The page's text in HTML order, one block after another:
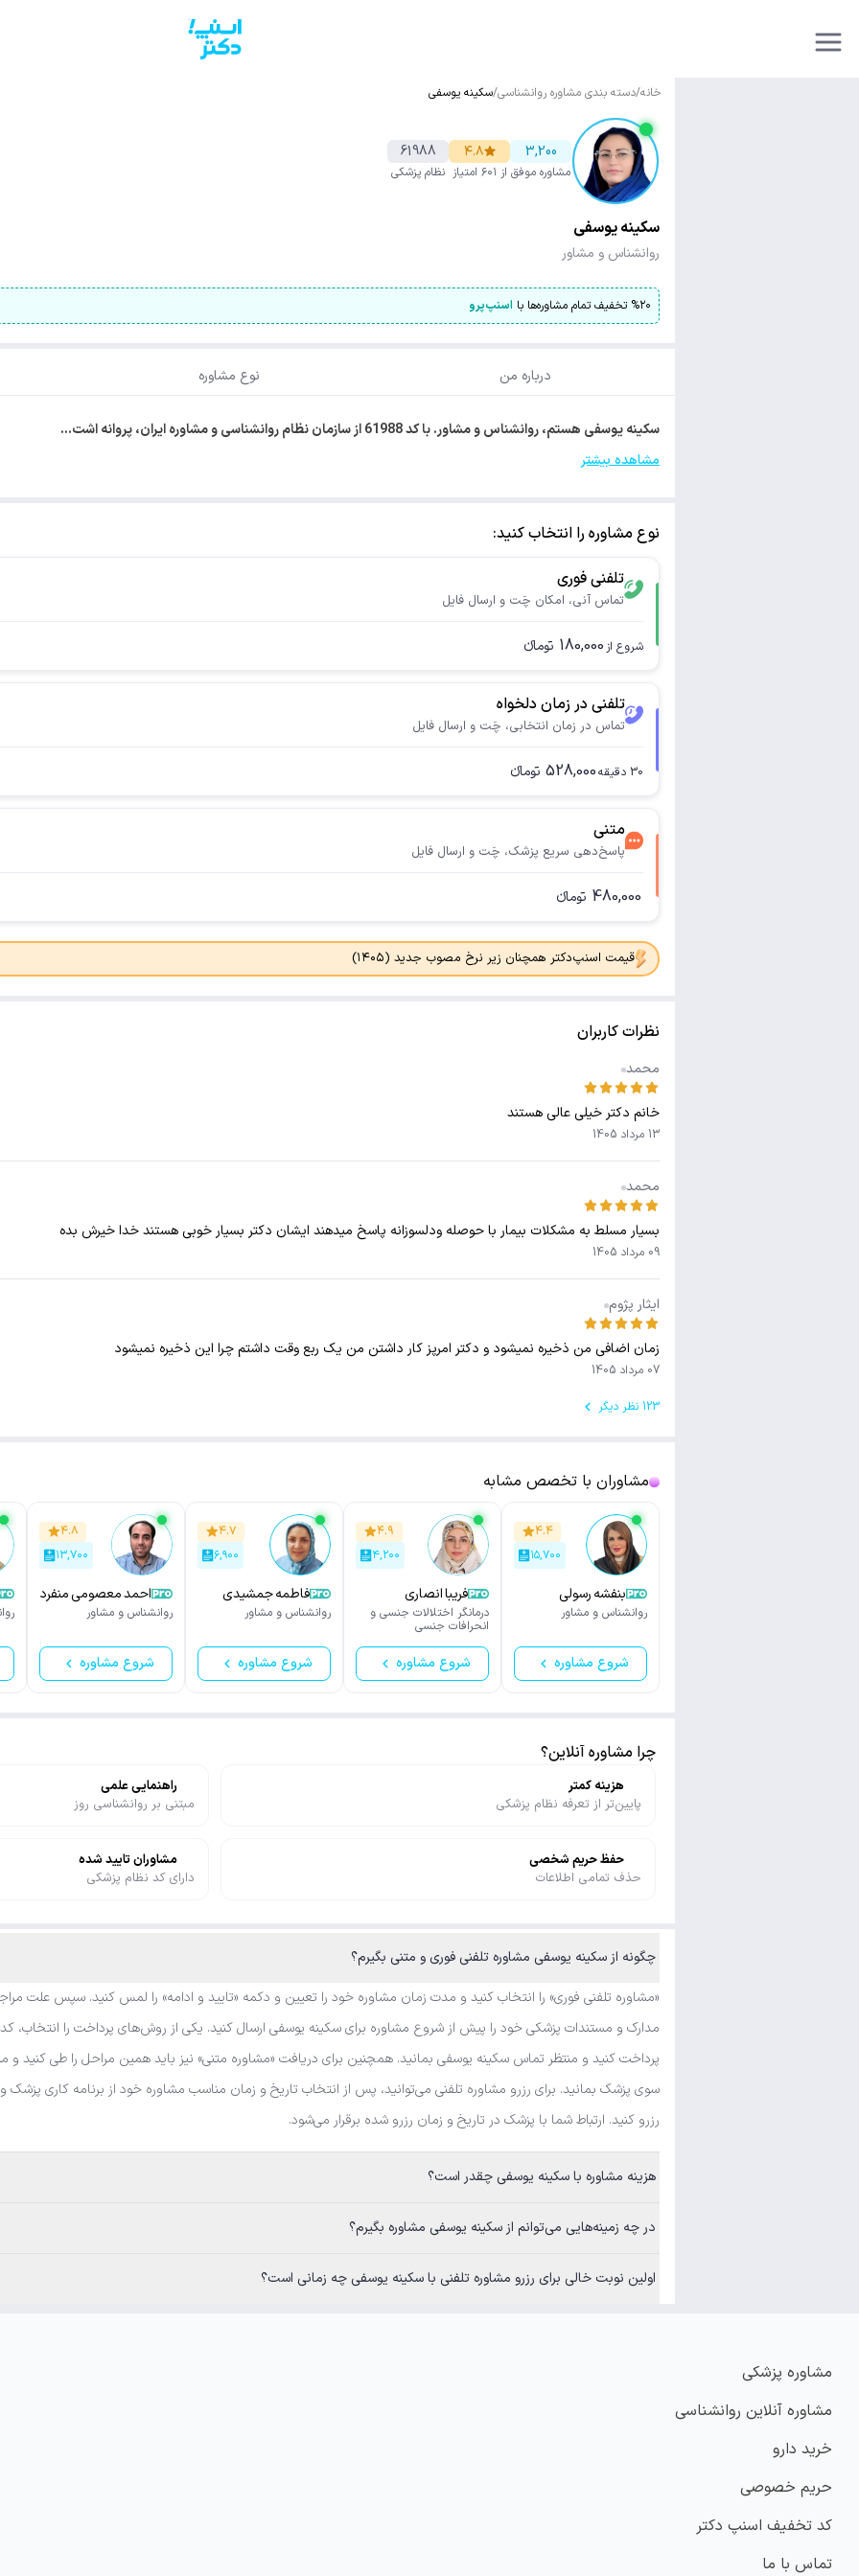
خانه/دسته بندی مشاوره روانشناسی/سکینه یوسفی
3,200
مشاوره موفق
۴.۸
از ۶۰۱ امتیاز
61988
نظام پزشکی
سکینه یوسفی
روانشناس و مشاور
%۲۰ تخفیف تمام مشاوره‌ها با اسنپ‌پرو
درباره من نوع مشاوره
سکینه یوسفی هستم، روانشناس و مشاور. با کد 61988 از سازمان نظام روانشناسی و مشاوره ایران، پروانه اشت…
مشاهده بیشتر
نوع مشاوره را انتخاب کنید:
تلفنی فوری
تماس آنی، امکان چَت و ارسال فایل
شروع از 180,000 تومانء
تلفنی در زمان دلخواه
تماس در زمان انتخابی، چَت و ارسال فایل
30 دقیقه528,000 تومانء
متنی
پاسخ‌دهی سریع پزشک، چَت و ارسال فایل
480,000 تومانء
قیمت اسنپ‌دکتر همچنان زیر نرخ مصوب جدید (۱۴۰۵)
نظرات کاربران
محمد
خانم دکتر خیلی عالی هستند
13 مرداد 1405
محمد
بسیار مسلط به مشکلات بیمار با حوصله ودلسوزانه پاسخ میدهند ایشان دکتر بسیار خوبی هستند خدا خیرش بده
09 مرداد 1405
ایثار پژوم
زمان اضافی من ذخیره نمیشود و دکتر امرپز کار داشتن من یک ربع وقت داشتم چرا این ذخیره نمیشود
07 مرداد 1405
123 نظر دیگر
مشاوران با تخصص مشابه
۴.۴
۱۵,۷۰۰
بنفشه رسولی
روانشناس و مشاور
شروع مشاوره
۴.۹
۴,۲۰۰
فریبا انصاری
درمانگر اختلالات جنسی و
انحرافات جنسی
شروع مشاوره
۴.۷
۶,۹۰۰
فاطمه جمشیدی
روانشناس و مشاور
شروع مشاوره
۴.۸
۱۳,۷۰۰
احمد معصومی منفرد
روانشناس و مشاور
شروع مشاوره
چرا مشاوره آنلاین؟
هزینه کمتر
پایین‌تر از تعرفه نظام پزشکی
راهنمایی علمی
مبتنی بر روانشناسی روز
حفظ حریم شخصی
حذف تمامی اطلاعات
مشاوران تایید شده
دارای کد نظام پزشکی
چگونه از سکینه یوسفی مشاوره تلفنی فوری و متنی بگیرم؟
«مشاوره تلفنی فوری» را انتخاب کنید و مدت زمان مشاوره خود را تعیین و دکمه «تایید و ادامه» را لمس کنید. سپس علت
مدارک و مستندات پزشکی خود را پیش از شروع مشاوره برای سکینه یوسفی ارسال کنید. یکی از روش‌های پرداخت را انتخاب، کد
پرداخت کنید و منتظر تماس سکینه یوسفی بمانید. همچنین برای دریافت «مشاوره متنی» نیز باید همین مراحل را طی کنید و
سوی پزشک بمانید. برای رزرو مشاوره تلفنی می‌توانید، پس از انتخاب تاریخ و زمان مناسب مشاوره خود از برنامه کاری
رزرو کنید. ارتباط شما با پزشک در تاریخ و زمان رزرو شده برقرار می‌شود.
هزینه مشاوره با سکینه یوسفی چقدر است؟
در چه زمینه‌هایی می‌توانم از سکینه یوسفی مشاوره بگیرم؟
اولین نوبت خالی برای رزرو مشاوره تلفنی با سکینه یوسفی چه زمانی است؟
مشاوره پزشکی
مشاوره آنلاین روانشناسی
خرید دارو
حریم خصوصی
کد تخفیف اسنپ دکتر
تماس با ما